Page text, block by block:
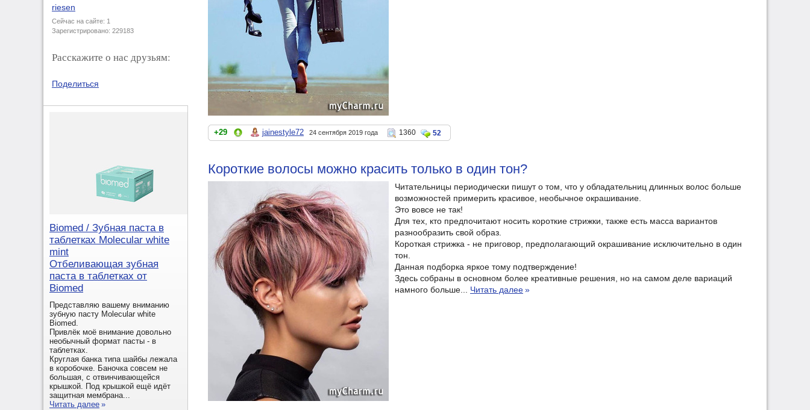
+29 jainestyle72 24 сентября 2019 года 1360 52
Короткие волосы можно красить только в один тон?
Читательницы периодически пишут о том, что у обладательниц длинных волос больше
возможностей примерить красивое, необычное окрашивание.
Это вовсе не так!
Для тех, кто предпочитают носить короткие стрижки, также есть масса вариантов
разнообразить свой образ.
Короткая стрижка - не приговор, предполагающий окрашивание исключительно в один
тон.
Данная подборка яркое тому подтверждение!
Здесь собраны в основном более креативные решения, но на самом деле вариаций
намного больше... Читать далее»
riesen
Сейчас на сайте: 1
Зарегистрировано: 229183
Расскажите о нас друзьям:
Поделиться
Biomed / Зубная паста в
таблетках Molecular white
mint
Отбеливающая зубная
паста в таблетках от
Biomed
Представляю вашему вниманию
зубную пасту Molecular white
Biomed.
Привлёк моё внимание довольно
необычный формат пасты - в
таблетках.
Круглая банка типа шайбы лежала
в коробочке. Баночка совсем не
большая, с отвинчивающейся
крышкой. Под крышкой ещё идёт
защитная мембрана...
Читать далее »